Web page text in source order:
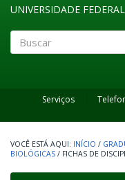
UNIVERSIDADE
Serviços
INÍCIO /
BIOLÓGICAS / FICHAS DE